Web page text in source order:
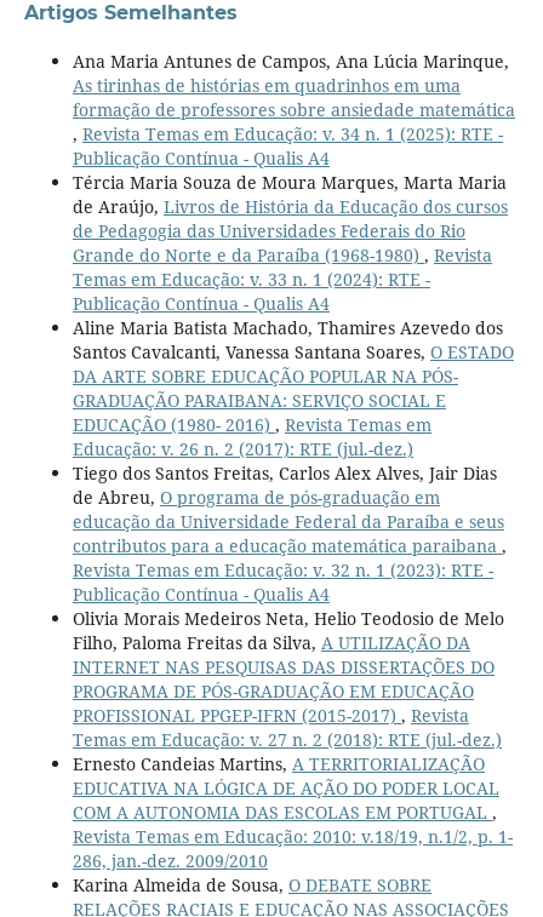
Artigos Semelhantes
Ana Maria Antunes de Campos, Ana Lúcia Marinque,
As tirinhas de histórias em quadrinhos em uma
formação de professores sobre ansiedade matemática
, Revista Temas em Educação: v. 34 n. 1 (2025): RTE -
Publicação Contínua - Qualis A4
Tércia Maria Souza de Moura Marques, Marta Maria
de Araújo, Livros de História da Educação dos cursos
de Pedagogia das Universidades Federais do Rio
Grande do Norte e da Paraíba (1968-1980) , Revista
Temas em Educação: v. 33 n. 1 (2024): RTE -
Publicação Contínua - Qualis A4
Aline Maria Batista Machado, Thamires Azevedo dos
Santos Cavalcanti, Vanessa Santana Soares, O ESTADO
DA ARTE SOBRE EDUCAÇÃO POPULAR NA PÓS-
GRADUAÇÃO PARAIBANA: SERVIÇO SOCIAL E
EDUCAÇÃO (1980- 2016) , Revista Temas em
Educação: v. 26 n. 2 (2017): RTE (jul.-dez.)
Tiego dos Santos Freitas, Carlos Alex Alves, Jair Dias
de Abreu, O programa de pós-graduação em
educação da Universidade Federal da Paraíba e seus
contributos para a educação matemática paraibana ,
Revista Temas em Educação: v. 32 n. 1 (2023): RTE -
Publicação Contínua - Qualis A4
Olivia Morais Medeiros Neta, Helio Teodosio de Melo
Filho, Paloma Freitas da Silva, A UTILIZAÇÃO DA
INTERNET NAS PESQUISAS DAS DISSERTAÇÕES DO
PROGRAMA DE PÓS-GRADUAÇÃO EM EDUCAÇÃO
PROFISSIONAL PPGEP-IFRN (2015-2017) , Revista
Temas em Educação: v. 27 n. 2 (2018): RTE (jul.-dez.)
Ernesto Candeias Martins, A TERRITORIALIZAÇÃO
EDUCATIVA NA LÓGICA DE AÇÃO DO PODER LOCAL
COM A AUTONOMIA DAS ESCOLAS EM PORTUGAL ,
Revista Temas em Educação: 2010: v.18/19, n.1/2, p. 1-
286, jan.-dez. 2009/2010
Karina Almeida de Sousa, O DEBATE SOBRE
RELAÇÕES RACIAIS E EDUCAÇÃO NAS ASSOCIAÇÕES